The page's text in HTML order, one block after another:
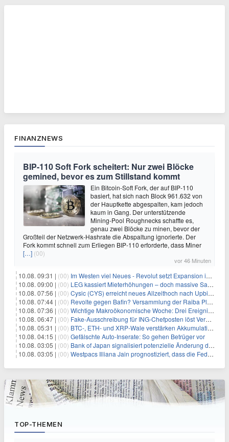
FINANZNEWS
BIP-110 Soft Fork scheitert: Nur zwei Blöcke
gemined, bevor es zum Stillstand kommt
Ein Bitcoin-Soft Fork, der auf BIP-110
basiert, hat sich nach Block 961.632 von
der Hauptkette abgespalten, kam jedoch
kaum in Gang. Der unterstützende
Mining-Pool Roughnecks schaffte es,
genau zwei Blöcke zu minen, bevor der
Großteil der Netzwerk-Hashrate die Abspaltung ignorierte. Der
Fork kommt schnell zum Erliegen BIP-110 erforderte, dass Miner
[…] (00)
vor 46 Minuten
10.08. 09:31 | (00) Im Westen viel Neues - Revolut setzt Expansion in Europa fort
10.08. 09:00 | (00) LEG kassiert Mieterhöhungen – doch massive Sanierungskosten fressen Gewinne auf
10.08. 07:56 | (00) Cysic (CYS) erreicht neues Allzeithoch nach Upbit-Listing
10.08. 07:44 | (00) Revolte gegen Bafin? Versammlung der Raiba Plankstetten mit brisanter Agenda
10.08. 07:36 | (00) Wichtige Makroökonomische Woche: Drei Ereignisse, die Bitcoin beeinflussen könnten
10.08. 06:47 | (00) Fake-Ausschreibung für ING-Chefposten löst Verwirrung aus
10.08. 05:31 | (00) BTC-, ETH- und XRP-Wale verstärken Akkumulation, da CryptoQuant das Ende des Bärenmarktes sieht
10.08. 04:15 | (00) Gefälschte Auto-Inserate: So gehen Betrüger vor
10.08. 03:05 | (00) Bank of Japan signalisiert potenzielle Änderung der Zinspolitik angesichts von Inflationsbedenken
10.08. 03:05 | (00) Westpacs Illiana Jain prognostiziert, dass die Fed die Zinssätze nach dem Arbeitsmarktbericht stabil halten wird
TOP-THEMEN